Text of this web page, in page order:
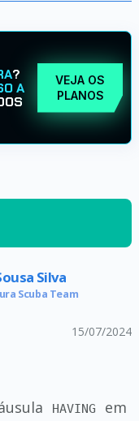
?
A
VEJA OS
PLANOS
Silva
Scuba Team
15/07/2024
HAVING
em